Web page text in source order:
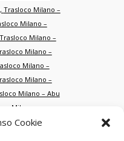
Cookie
, Trasloco Milano –
Milano –
Trasloco Milano –
Milano –
Milano –
Milano –
Milano – Abu
Milano –
, Trasloco Milano – New